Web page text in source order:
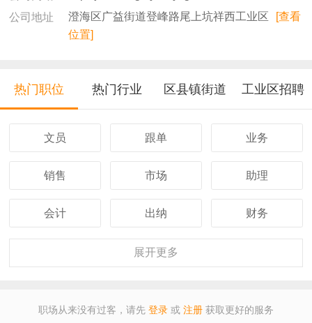
公司地址
澄海区广益街道登峰路尾上坑祥西工业区
[查看
位置]
热门职位 热门行业 区县镇街道 工业区招聘
文员 跟单 业务
销售 市场 助理
会计 出纳 财务
行政
展开更多
职场从来没有过客，请先 登录 或 注册 获取更好的服务